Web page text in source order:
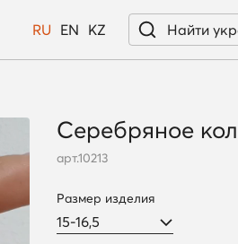
RU EN KZ
Серебряное
арт.10213
Размер изделия